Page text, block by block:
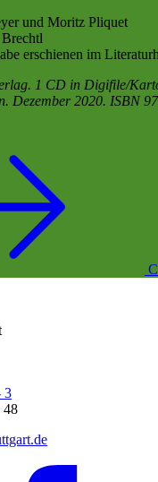
und Moritz Pliquet
erschienen im
1 CD in Digifile/
Dezember 2020. ISBN
3
48